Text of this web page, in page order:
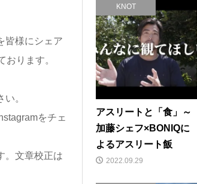
皆様にシェア
ります。
。
をチェ
。文章校正は
KNOT
アスリートと「食」～
加藤シェフ×BONIQに
よるアスリート飯
2022.09.29